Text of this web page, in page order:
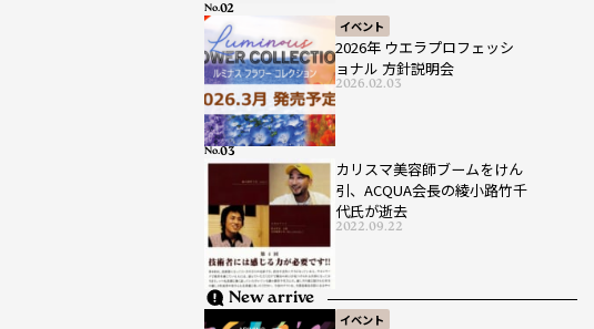
イベント
2026年 ウエラプロフェッシ
ョナル 方針説明会
2026.02.03
No.
カリスマ美容師ブームをけん
引、ACQUA会長の綾小路竹千
代氏が逝去
2022.09.22
No.
New arrive
イベント